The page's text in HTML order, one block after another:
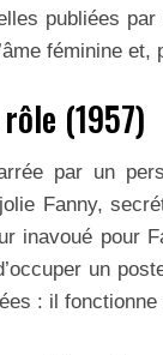
publiées par
féminine
(1957)
par un
Fanny,
inavoué pour
un
: il